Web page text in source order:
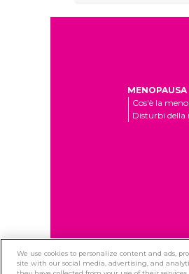
MENOPAUSA
Cos'è la
Disturbi della
We use cookies to personalize content and ads,
site with our social media, advertising, and